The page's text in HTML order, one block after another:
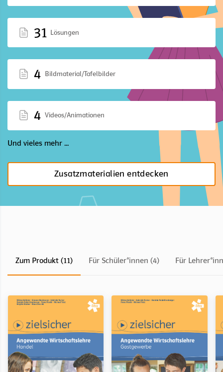
31 Lösungen
4 Bildmaterial/Tafelbilder
4 Videos/Animationen
Und vieles mehr ...
Zusatzmaterialien entdecken
Zum Produkt (11) Für Schüler*innen (4) Für